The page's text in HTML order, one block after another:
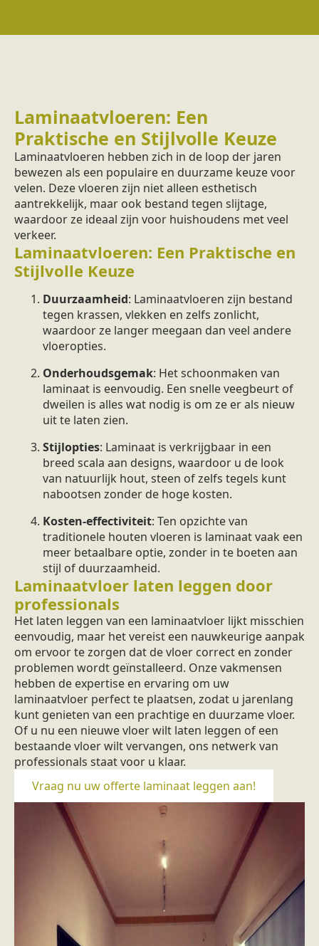
Laminaatvloeren: Een
Praktische en Stijlvolle Keuze
Laminaatvloeren hebben zich in de loop der jaren
bewezen als een populaire en duurzame keuze voor
velen. Deze vloeren zijn niet alleen esthetisch
aantrekkelijk, maar ook bestand tegen slijtage,
waardoor ze ideaal zijn voor huishoudens met veel
verkeer.
Laminaatvloeren: Een Praktische en
Stijlvolle Keuze
Duurzaamheid: Laminaatvloeren zijn bestand
tegen krassen, vlekken en zelfs zonlicht,
waardoor ze langer meegaan dan veel andere
vloeropties.
Onderhoudsgemak: Het schoonmaken van
laminaat is eenvoudig. Een snelle veegbeurt of
dweilen is alles wat nodig is om ze er als nieuw
uit te laten zien.
Stijlopties: Laminaat is verkrijgbaar in een
breed scala aan designs, waardoor u de look
van natuurlijk hout, steen of zelfs tegels kunt
nabootsen zonder de hoge kosten.
Kosten-effectiviteit: Ten opzichte van
traditionele houten vloeren is laminaat vaak een
meer betaalbare optie, zonder in te boeten aan
stijl of duurzaamheid.
Laminaatvloer laten leggen door
professionals
Het laten leggen van een laminaatvloer lijkt misschien
eenvoudig, maar het vereist een nauwkeurige aanpak
om ervoor te zorgen dat de vloer correct en zonder
problemen wordt geïnstalleerd. Onze vakmensen
hebben de expertise en ervaring om uw
laminaatvloer perfect te plaatsen, zodat u jarenlang
kunt genieten van een prachtige en duurzame vloer.
Of u nu een nieuwe vloer wilt laten leggen of een
bestaande vloer wilt vervangen, ons netwerk van
professionals staat voor u klaar.
Vraag nu uw offerte laminaat leggen aan!